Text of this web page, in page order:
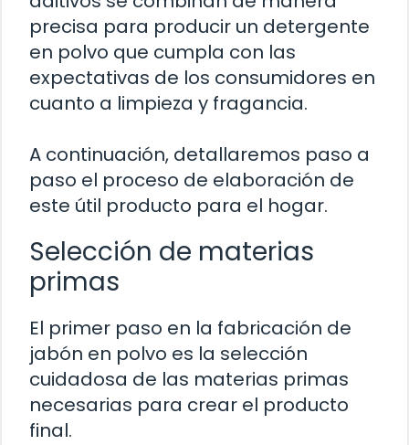
precisa para producir un detergente
en polvo que cumpla con las
expectativas de los consumidores en
cuanto a limpieza y fragancia.
A continuación, detallaremos paso a
paso el proceso de elaboración de
este útil producto para el hogar.
Selección de materias
primas
El primer paso en la fabricación de
jabón en polvo es la selección
cuidadosa de las materias primas
necesarias para crear el producto
final.